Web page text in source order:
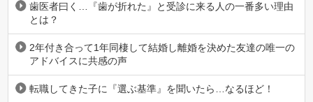
歯医者曰く…『歯が折れた』と受診に来る人の一番多い理由
とは？
2年付き合って1年同棲して結婚し離婚を決めた友達の唯一の
アドバイスに共感の声
転職してきた子に『選ぶ基準』を聞いたら…なるほど！